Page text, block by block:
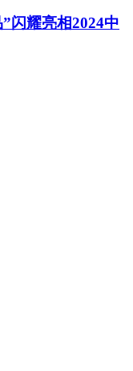
闪耀亮相2024中